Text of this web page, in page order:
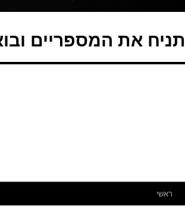
תניח את המספריים
ראשי